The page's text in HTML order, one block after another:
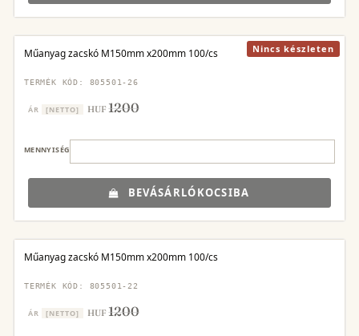
Nincs készleten
Műanyag zacskó M150mm x200mm 100/cs
TERMÉK KÓD: 805501-26
ÁR [NETTO] HUF1200
MENNYISÉG
BEVÁSÁRLÓKOCSIBA
Műanyag zacskó M150mm x200mm 100/cs
TERMÉK KÓD: 805501-22
ÁR [NETTO] HUF1200